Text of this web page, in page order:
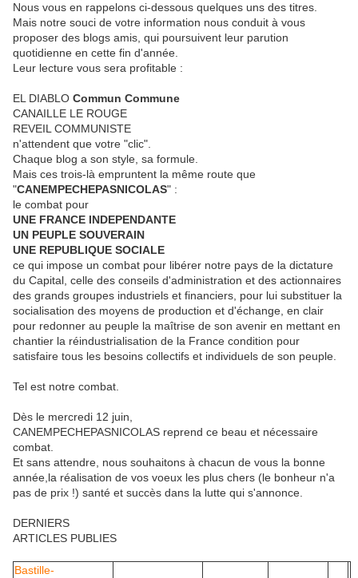
Nous vous en rappelons ci-dessous quelques uns des titres.
Mais notre souci de votre information nous conduit à vous
proposer des blogs amis, qui poursuivent leur parution
quotidienne en cette fin d'année.
Leur lecture vous sera profitable :
EL DIABLO Commun Commune
CANAILLE LE ROUGE
REVEIL COMMUNISTE
n'attendent que votre "clic".
Chaque blog a son style, sa formule.
Mais ces trois-là empruntent la même route que
"CANEMPECHEPASNICOLAS" :
le combat pour
UNE FRANCE INDEPENDANTE
UN PEUPLE SOUVERAIN
UNE REPUBLIQUE SOCIALE
ce qui impose un combat pour libérer notre pays de la dictature
du Capital, celle des conseils d'administration et des actionnaires
des grands groupes industriels et financiers, pour lui substituer la
socialisation des moyens de production et d'échange, en clair
pour redonner au peuple la maîtrise de son avenir en mettant en
chantier la réindustrialisation de la France condition pour
satisfaire tous les besoins collectifs et individuels de son peuple.
Tel est notre combat.
Dès le mercredi 12 juin,
CANEMPECHEPASNICOLAS reprend ce beau et nécessaire
combat.
Et sans attendre, nous souhaitons à chacun de vous la bonne
année,la réalisation de vos voeux les plus chers (le bonheur n'a
pas de prix !) santé et succès dans la lutte qui s'annonce.
DERNIERS
ARTICLES PUBLIES
Bastille-